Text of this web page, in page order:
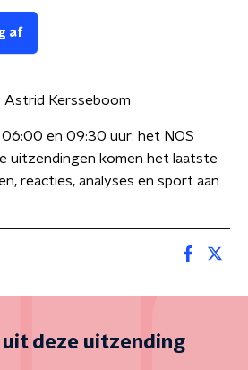
af
Astrid Kersseboom
en 09:30 uur: het NOS
uitzendingen komen het laatste
reacties, analyses en sport aan
uit deze uitzending